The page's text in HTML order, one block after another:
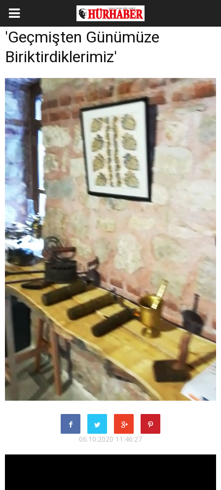
'Geçmişten Günümüze
Biriktirdiklerimiz'
06.10.2020 11:46:27